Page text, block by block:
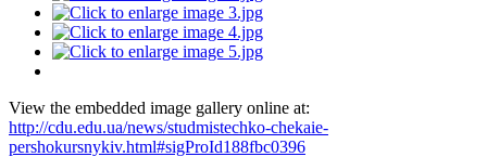
View the embedded image gallery online at:
http://cdu.edu.ua/news/studmistechko-chekaie-
pershokursnykiv.html#sigProId188fbc0396